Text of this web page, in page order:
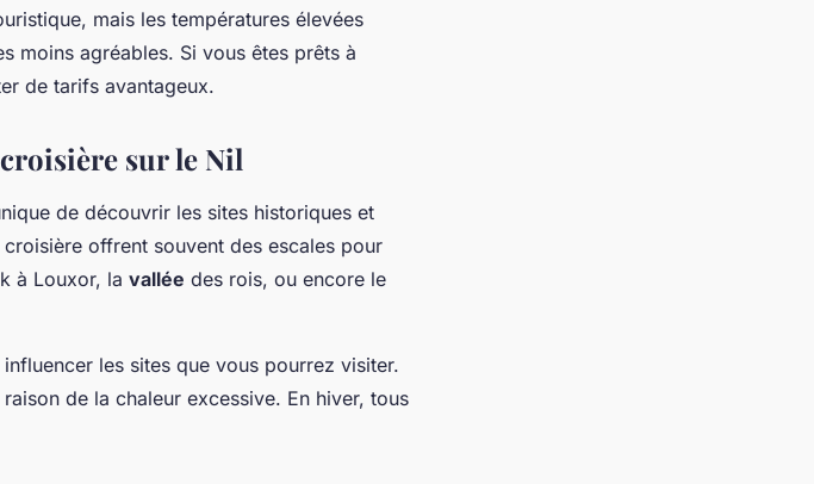
mais les températures élevées
moins agréables. Si vous êtes prêts à
de tarifs avantageux.
sur le Nil
de découvrir les sites historiques et
croisière offrent souvent des escales pour
à Louxor, la vallée des rois, ou encore le
les sites que vous pourrez visiter.
de la chaleur excessive. En hiver, tous